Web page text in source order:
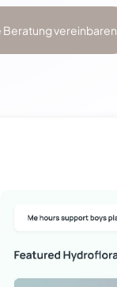
Beratung vereinbaren